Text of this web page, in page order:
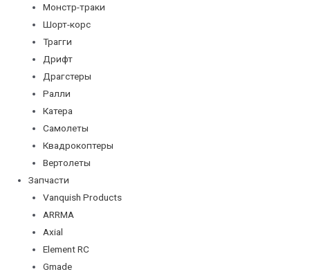
Монстр-траки
Шорт-корс
Трагги
Дрифт
Драгстеры
Ралли
Катера
Самолеты
Квадрокоптеры
Вертолеты
Запчасти
Vanquish Products
ARRMA
Axial
Element RC
Gmade